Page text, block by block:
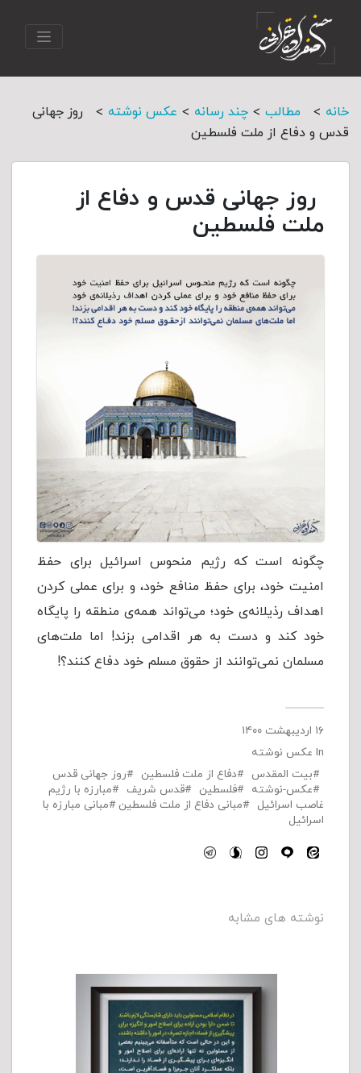
خانه > مطالب > چند رسانه > عکس نوشته >
روز جهانی
قدس و دفاع از ملت فلسطین
روز جهانی قدس و دفاع از
ملت فلسطین
چگونه است که رژیم منحوس اسرائیل برای حفظ
امنیت خود، برای حفظ منافع خود، و برای عملی کردن
اهداف رذیلانه‌ی خود؛ می‌تواند همه‌ی منطقه را پایگاه
خود کند و دست به هر اقدامی بزند! اما ملت‌های
مسلمان نمی‌توانند از حقوق مسلم خود دفاع کنند؟!
۱۶ اردیبهشت ۱۴۰۰
In عکس نوشته
بیت المقدس
دفاع از ملت فلسطین
روز جهانی قدس
عکس-نوشته
فلسطین قدس شریف
مبارزه با رژیم
غاصب اسرائیل
مبانی دفاع از ملت فلسطین
مبانی مبارزه با
اسرائیل
نوشته های مشابه